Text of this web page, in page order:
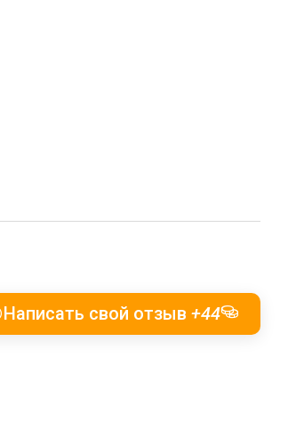
Написать свой отзыв +44